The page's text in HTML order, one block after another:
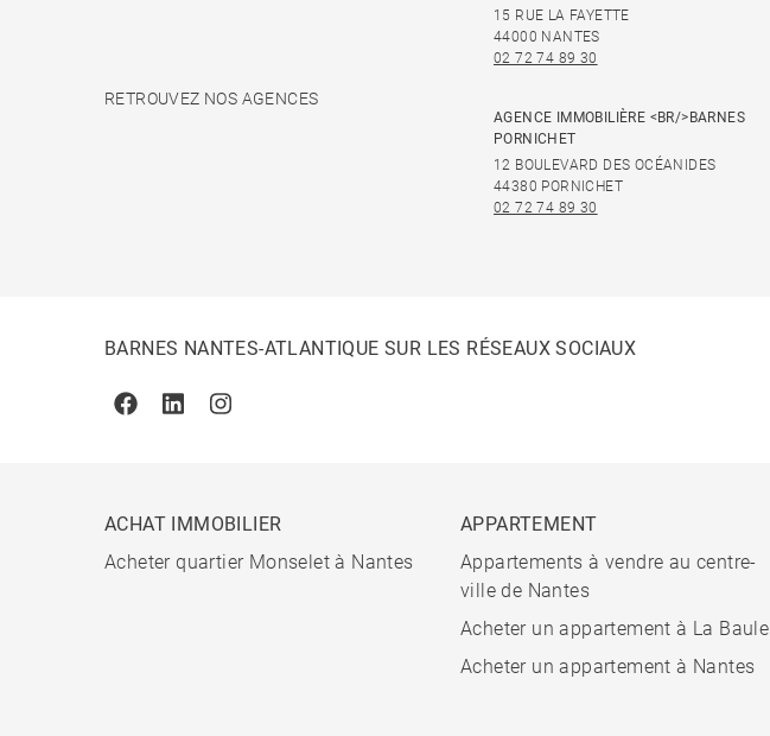
RETROUVEZ NOS AGENCES
15 RUE LA FAYETTE
44000 NANTES
02 72 74 89 30
AGENCE IMMOBILIÈRE <BR/>BARNES
PORNICHET
12 BOULEVARD DES OCÉANIDES
44380 PORNICHET
02 72 74 89 30
BARNES NANTES-ATLANTIQUE SUR LES RÉSEAUX SOCIAUX
FacebookLinkedinInstagram
ACHAT IMMOBILIER
Acheter quartier Monselet à Nantes
APPARTEMENT
Appartements à vendre au centre-
ville de Nantes
Acheter un appartement à La Baule
Acheter un appartement à Nantes